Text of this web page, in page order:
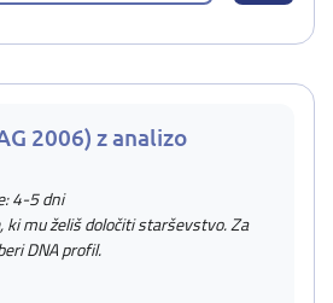
2006) z analizo
4-5 dni
, ki mu želiš določiti starševstvo. Za
DNA profil.